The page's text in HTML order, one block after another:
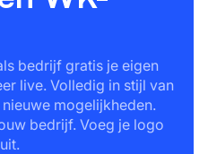
bedrijf gratis je eigen
live. Volledig in stijl van
mogelijkheden.
bedrijf. Voeg je logo